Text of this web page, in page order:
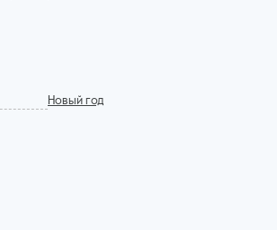
Новый год